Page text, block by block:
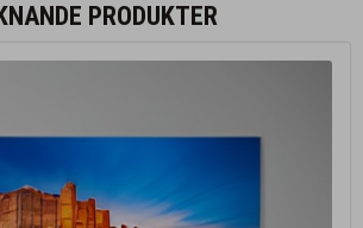
PRODUKTER